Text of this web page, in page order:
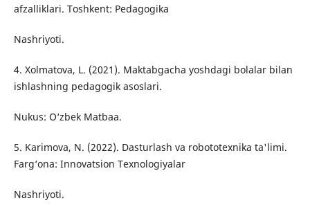
afzalliklari. Toshkent: Pedagogika
Nashriyoti.
4. Xolmatova, L. (2021). Maktabgacha yoshdagi bolalar bilan
ishlashning pedagogik asoslari.
Nukus: O‘zbek Matbaa.
5. Karimova, N. (2022). Dasturlash va robototexnika ta'limi.
Farg‘ona: Innovatsion Texnologiyalar
Nashriyoti.